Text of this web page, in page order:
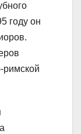
году он
римской